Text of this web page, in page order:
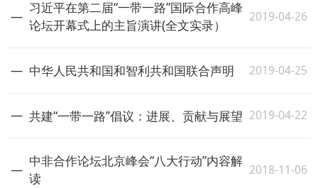
习近平在第二届“一带一路”国际合作高峰
论坛开幕式上的主旨演讲(全文实录）
2019-04-26
中华人民共和国和智利共和国联合声明 2019-04-25
共建“一带一路”倡议：进展、贡献与展望 2019-04-22
中非合作论坛北京峰会“八大行动”内容解
读
2018-11-06